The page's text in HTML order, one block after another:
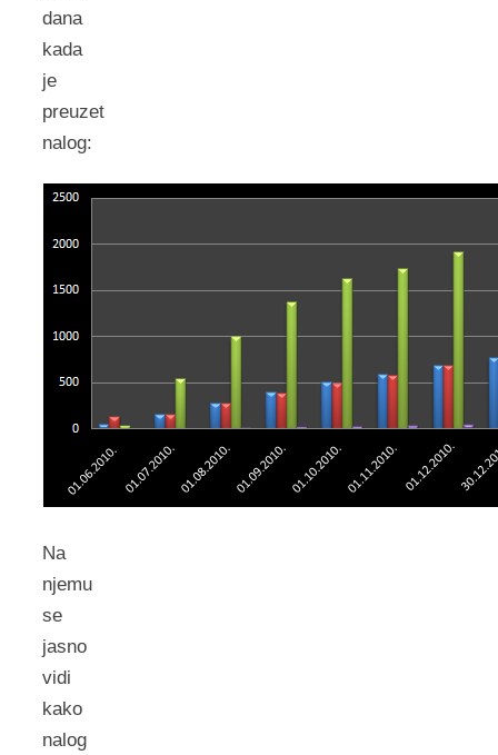
dana
kada
je
preuzet
nalog:
Na
njemu
se
jasno
vidi
kako
nalog